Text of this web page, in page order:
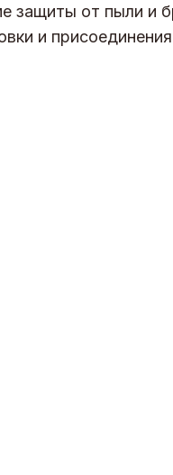
от пыли и
и